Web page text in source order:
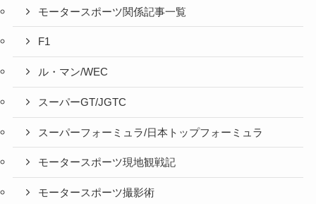
モータースポーツ関係記事一覧
F1
ル・マン/WEC
スーパーGT/JGTC
スーパーフォーミュラ/日本トップフォーミュラ
モータースポーツ現地観戦記
モータースポーツ撮影術